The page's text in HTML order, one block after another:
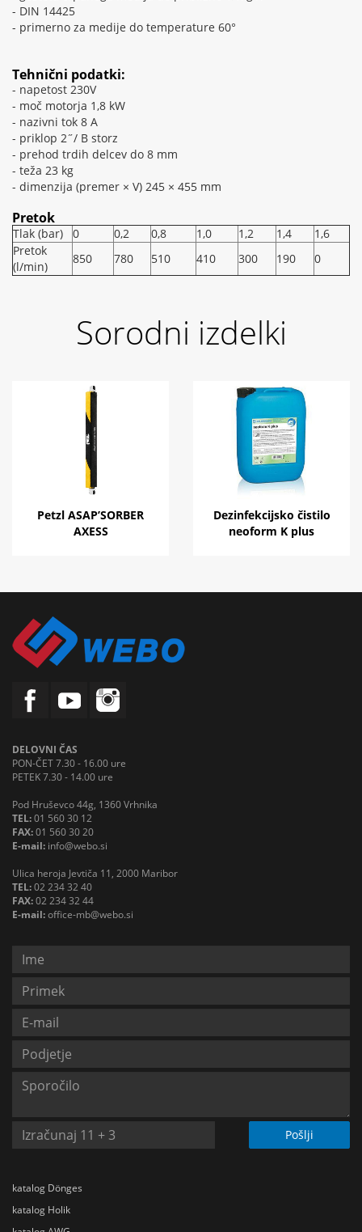
- DIN 14425
- primerno za medije do temperature 60°
Tehnični podatki:
- napetost 230V
- moč motorja 1,8 kW
- nazivni tok 8 A
- priklop 2˝/ B storz
- prehod trdih delcev do 8 mm
- teža 23 kg
- dimenzija (premer × V) 245 × 455 mm
Pretok
Tlak (bar) 0 0,2 0,8 1,0 1,2 1,4
1,6
Pretok
(l/min)
850 780 510 410 300 190 0
Sorodni izdelki
Petzl ASAP’SORBER
AXESS
Dezinfekcijsko čistilo
neoform K plus
DELOVNI ČAS
PON-ČET 7.30 - 16.00 ure
PETEK 7.30 - 14.00 ure
Pod Hruševco 44g, 1360 Vrhnika
TEL:01 560 30 12
FAX:01 560 30 20
E-mail: info@webo.si
Ulica heroja Jevtiča 11, 2000 Maribor
TEL:02 234 32 40
FAX:02 234 32 44
E-mail:office-mb@webo.si
Pošlji
katalog Dönges
katalog Holik